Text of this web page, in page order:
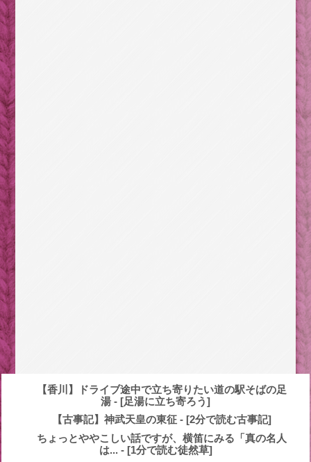
【香川】ドライブ途中で立ち寄りたい道の駅そばの足
湯 - [足湯に立ち寄ろう]
【古事記】神武天皇の東征 - [2分で読む古事記]
ちょっとややこしい話ですが、横笛にみる「真の名人
は... - [1分で読む徒然草]